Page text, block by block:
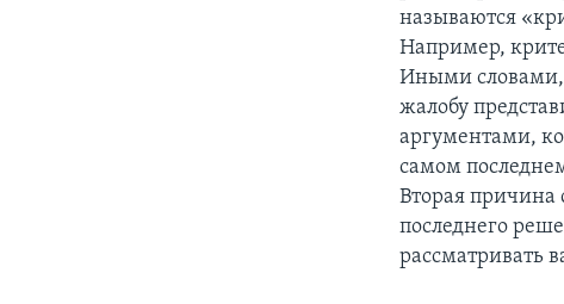
называются
Например,
Иными словами,
жалобу
аргументами,
самом
Вторая причина
последнего
рассматривать